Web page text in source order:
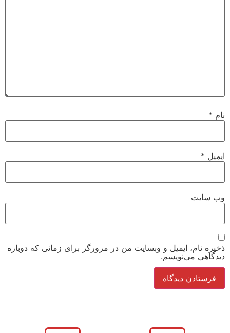
نام *
ایمیل *
وب‌ سایت
ذخیره نام، ایمیل و وبسایت من در مرورگر برای زمانی که دوباره
دیدگاهی می‌نویسم.